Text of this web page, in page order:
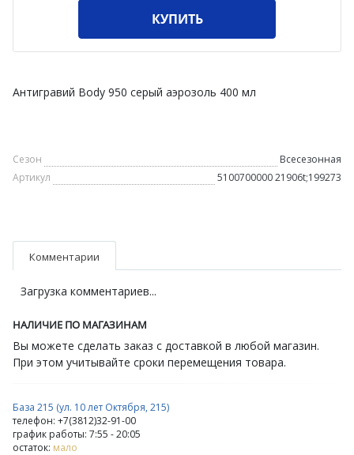
КУПИТЬ
Антигравий Body 950 серый аэрозоль 400 мл
Сезон
Всесезонная
Артикул
5100700000 21906t;199273
Комментарии
Загрузка комментариев...
НАЛИЧИЕ ПО МАГАЗИНАМ
Вы можете сделать заказ с доставкой в любой магазин.
При этом учитывайте сроки перемещения товара.
База 215 (ул. 10 лет Октября, 215)
телефон: +7(3812)32-91-00
график работы: 7:55 - 20:05
остаток: мало